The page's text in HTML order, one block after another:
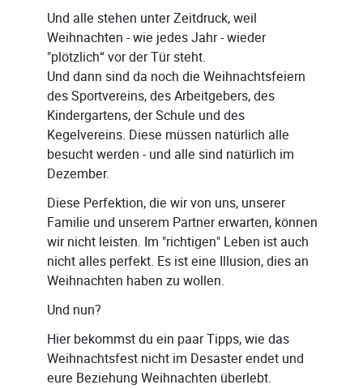
Und alle stehen unter Zeitdruck, weil
Weihnachten - wie jedes Jahr - wieder
"plötzlich“ vor der Tür steht.
Und dann sind da noch die Weihnachtsfeiern
des Sportvereins, des Arbeitgebers, des
Kindergartens, der Schule und des
Kegelvereins. Diese müssen natürlich alle
besucht werden - und alle sind natürlich im
Dezember.
Diese Perfektion, die wir von uns, unserer
Familie und unserem Partner erwarten, können
wir nicht leisten. Im "richtigen" Leben ist auch
nicht alles perfekt. Es ist eine Illusion, dies an
Weihnachten haben zu wollen.
Und nun?
Hier bekommst du ein paar Tipps, wie das
Weihnachtsfest nicht im Desaster endet und
eure Beziehung Weihnachten überlebt.